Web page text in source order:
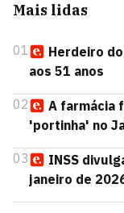
Mais lidas
01
Herdeiro
aos 51 anos
02
A farmácia
'portinha' no
03
INSS
janeiro de